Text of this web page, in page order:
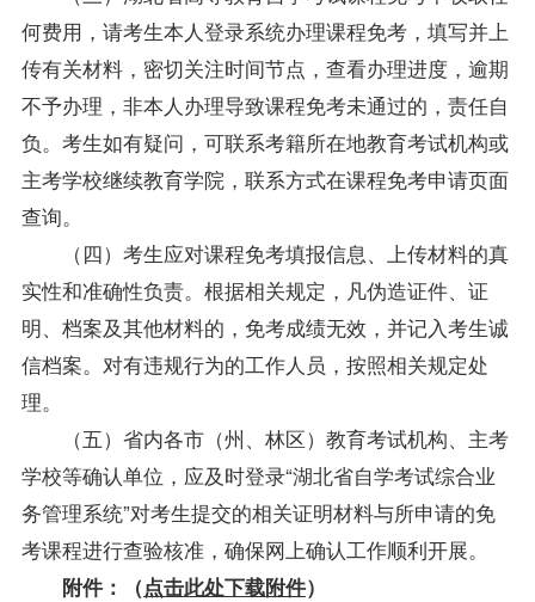
何费用，请考生本人登录系统办理课程免考，填写并上
传有关材料，密切关注时间节点，查看办理进度，逾期
不予办理，非本人办理导致课程免考未通过的，责任自
负。考生如有疑问，可联系考籍所在地教育考试机构或
主考学校继续教育学院，联系方式在课程免考申请页面
查询。
（四）考生应对课程免考填报信息、上传材料的真
实性和准确性负责。根据相关规定，凡伪造证件、证
明、档案及其他材料的，免考成绩无效，并记入考生诚
信档案。对有违规行为的工作人员，按照相关规定处
理。
（五）省内各市（州、林区）教育考试机构、主考
学校等确认单位，应及时登录“湖北省自学考试综合业
务管理系统”对考生提交的相关证明材料与所申请的免
考课程进行查验核准，确保网上确认工作顺利开展。
附件：（点击此处下载附件）